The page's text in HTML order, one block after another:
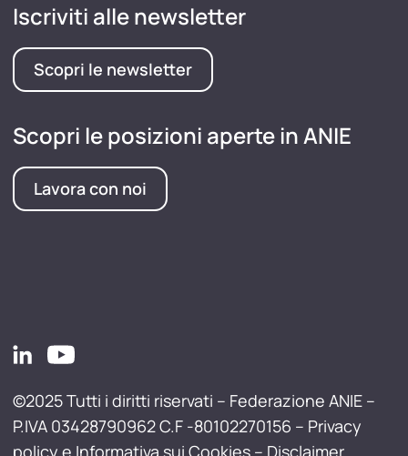
Iscriviti alle newsletter
Scopri le newsletter
Scopri le posizioni aperte in ANIE
Lavora con noi
©2025 Tutti i diritti riservati – Federazione ANIE –
P.IVA 03428790962 C.F -80102270156 – Privacy